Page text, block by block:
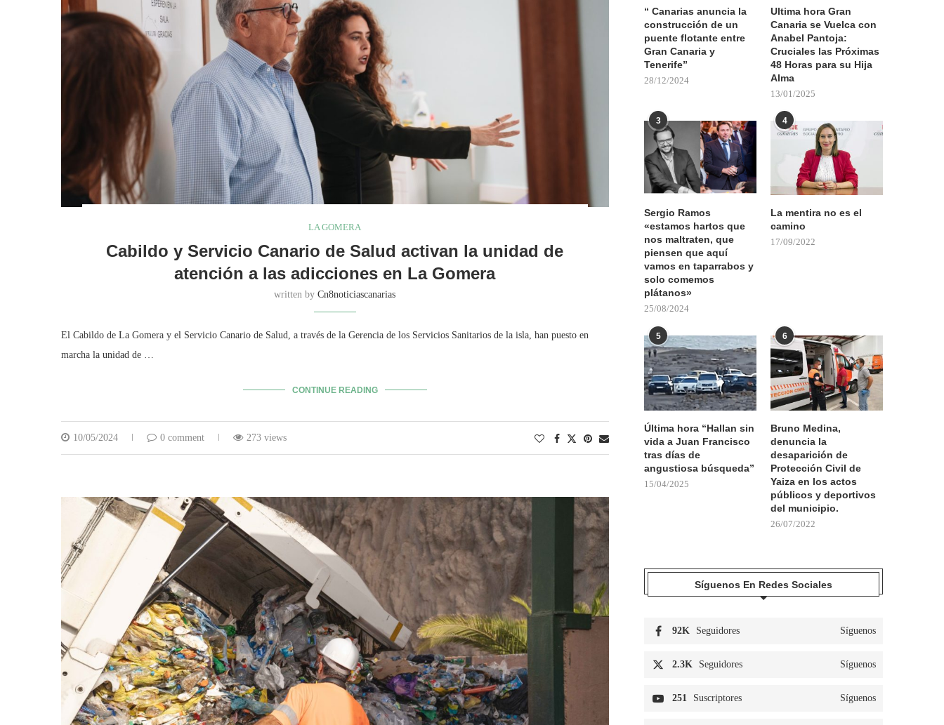
LA GOMERA
Cabildo y Servicio Canario de Salud activan la unidad de
atención a las adicciones en La Gomera
written byCn8noticiascanarias
El Cabildo de La Gomera y el Servicio Canario de Salud, a través de la Gerencia de los Servicios Sanitarios de la isla, han puesto en
marcha la unidad de …
CONTINUE READING
10/05/2024 0 comment 273 views
“ Canarias anuncia la
construcción de un
puente flotante entre
Gran Canaria y
Tenerife”
28/12/2024
Ultima hora Gran
Canaria se Vuelca con
Anabel Pantoja:
Cruciales las Próximas
48 Horas para su Hija
Alma
13/01/2025
3
Sergio Ramos
«estamos hartos que
nos maltraten, que
piensen que aquí
vamos en taparrabos y
solo comemos
plátanos»
25/08/2024
4
La mentira no es el
camino
17/09/2022
5
Última hora “Hallan sin
vida a Juan Francisco
tras días de
angustiosa búsqueda”
15/04/2025
6
Bruno Medina,
denuncia la
desaparición de
Protección Civil de
Yaiza en los actos
públicos y deportivos
del municipio.
26/07/2022
Síguenos En Redes Sociales
92K Seguidores Síguenos
2.3K Seguidores Síguenos
251 Suscriptores Síguenos